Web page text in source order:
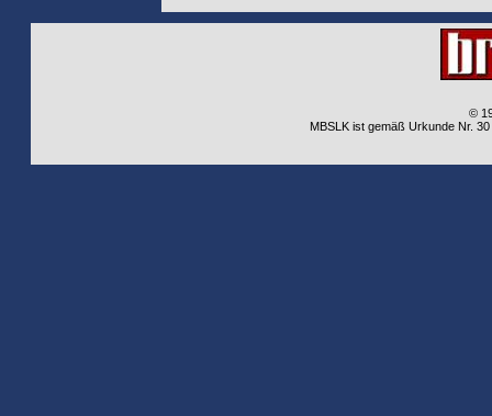
©
MBSLK ist gemäß Urkunde Nr.